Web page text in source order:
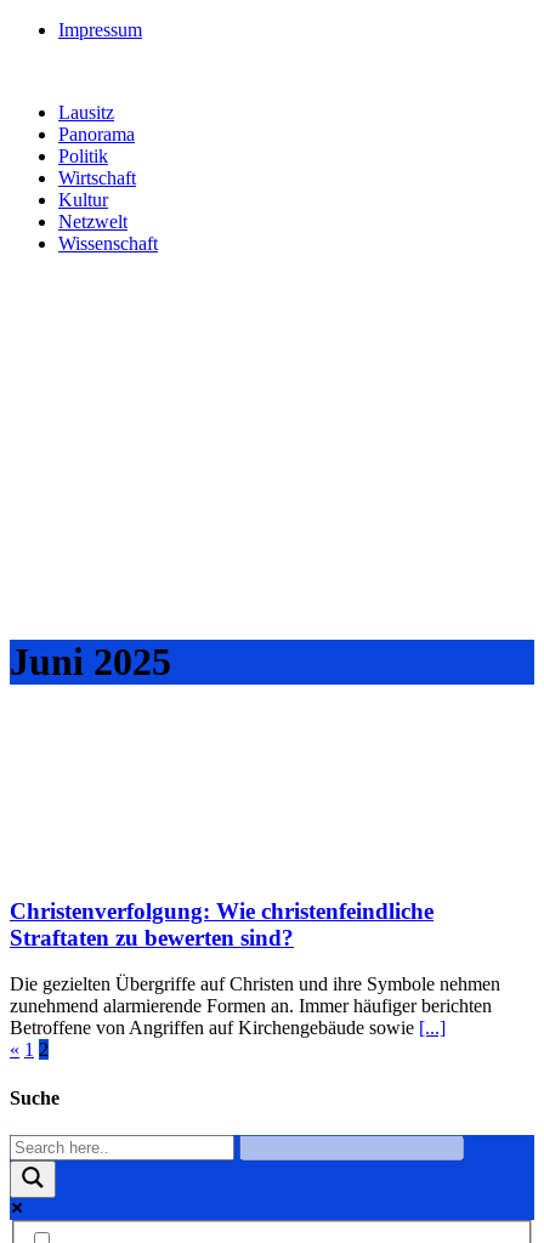
Impressum
Lausitz
Panorama
Politik
Wirtschaft
Kultur
Netzwelt
Wissenschaft
Juni 2025
Christenverfolgung: Wie christenfeindliche
Straftaten zu bewerten sind?
Die gezielten Übergriffe auf Christen und ihre Symbole nehmen
zunehmend alarmierende Formen an. Immer häufiger berichten
Betroffene von Angriffen auf Kirchengebäude sowie [...]
« 1 2
Suche